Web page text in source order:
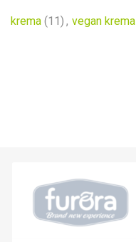
krema (11) , vegan krema